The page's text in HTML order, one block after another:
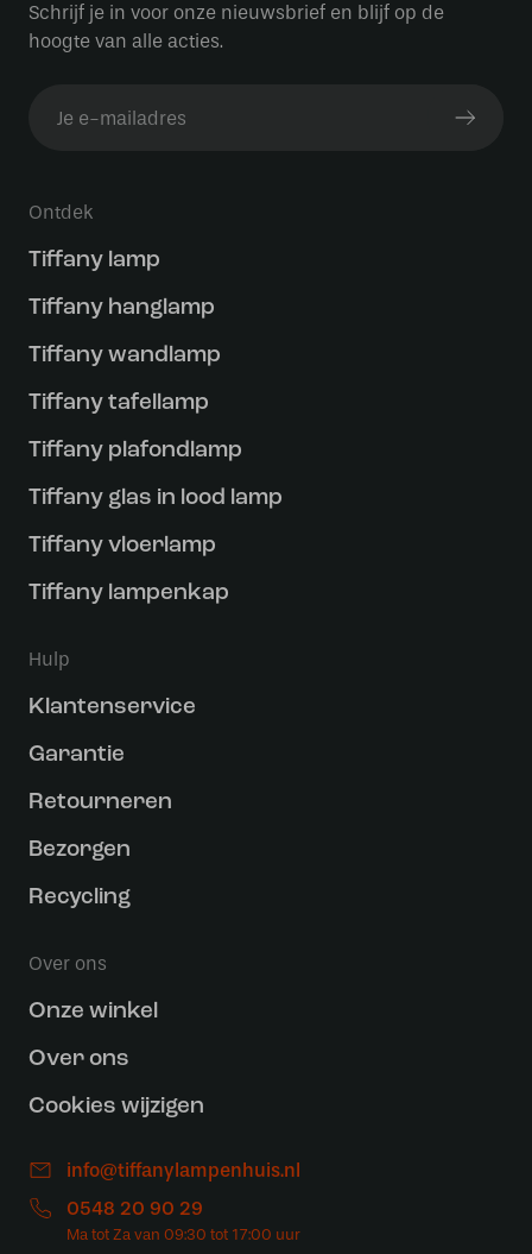
Schrijf je in voor onze nieuwsbrief en blijf op de
hoogte van alle acties.
Ontdek
Tiffany lamp
Tiffany hanglamp
Tiffany wandlamp
Tiffany tafellamp
Tiffany plafondlamp
Tiffany glas in lood lamp
Tiffany vloerlamp
Tiffany lampenkap
Hulp
Klantenservice
Garantie
Retourneren
Bezorgen
Recycling
Over ons
Onze winkel
Over ons
Cookies wijzigen
info@tiffanylampenhuis.nl
0548 20 90 29